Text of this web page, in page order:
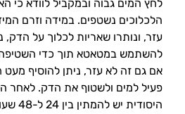
לחץ המים גבוה ובמקביל לוודא כי
הלכלוכים נשטפים. במידה וזרם
עזר, ונותרו שאריות לכלוך על הדק,
להשתמש במטאטא תוך כדי השטיפה
אם גם זה לא עזר, ניתן להוסיף מעט
פעיל למים ולשטוף את הדק. לאחר
היסודית יש